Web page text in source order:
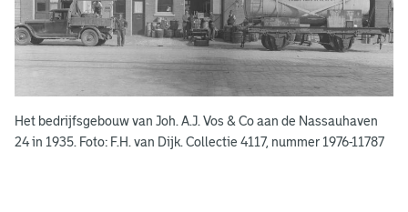
o
e
e
n
Het bedrijfsgebouw van Joh. A.J. Vos & Co aan de Nassauhaven
24 in 1935. Foto: F.H. van Dijk. Collectie 4117, nummer 1976-11787